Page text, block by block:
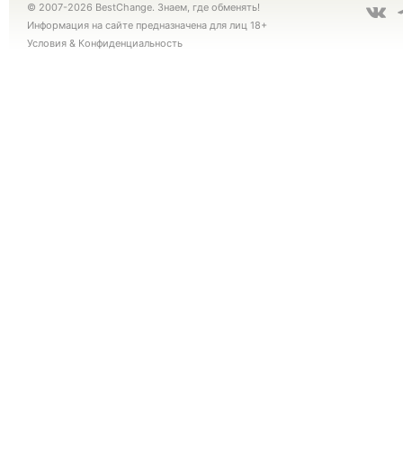
© 2007-2026 BestChange. Знаем, где обменять!
Информация на сайте предназначена для лиц 18+
Условия & Конфиденциальность